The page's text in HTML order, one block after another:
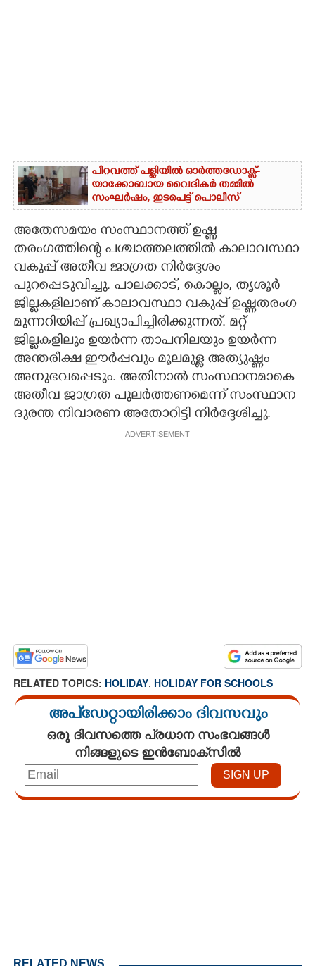
പിറവത്ത് പള്ളിയിൽ ഓർത്തഡോക്സ്-
യാക്കോബായ വൈദികർ തമ്മിൽ
സംഘർഷം, ഇടപെട്ട് പൊലീസ്
അതേസമയം സംസ്ഥാനത്ത് ഉഷ്ണ
തരംഗത്തിന്റെ പശ്ചാത്തലത്തിൽ കാലാവസ്ഥാ
വകുപ്പ് അതീവ ജാഗ്രത നിർദ്ദേശം
പുറപ്പെടുവിച്ചു. പാലക്കാട്,​ കൊല്ലം,​ തൃശൂർ
ജില്ലകളിലാണ് കാലാവസ്ഥാ വകുപ്പ് ഉഷ്ണതരംഗ
മുന്നറിയിപ്പ് പ്രഖ്യാപിച്ചിരിക്കുന്നത്. മറ്റ്
ജില്ലകളിലും ഉയർന്ന താപനിലയും ഉയർന്ന
അന്തരീക്ഷ ഈർപ്പവും മൂലമുള്ള അത്യുഷ്ണം
അനുഭവപ്പെടും. അതിനാൽ സംസ്ഥാനമാകെ
അതീവ ജാഗ്രത പുലർത്തണമെന്ന് സംസ്ഥാന
ദുരന്ത നിവാരണ അതോറിട്ടി നിർദ്ദേശിച്ചു.
ADVERTISEMENT
RELATED TOPICS: HOLIDAY, HOLIDAY FOR SCHOOLS
അപ്ഡേറ്റായിരിക്കാം ദിവസവും
ഒരു ദിവസത്തെ പ്രധാന സംഭവങ്ങൾ
നിങ്ങളുടെ ഇൻബോക്സിൽ
RELATED NEWS